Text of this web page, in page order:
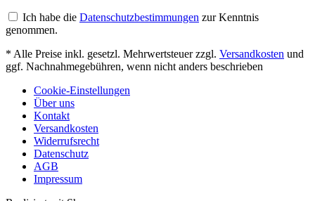
Ich habe die Datenschutzbestimmungen zur Kenntnis
genommen.
* Alle Preise inkl. gesetzl. Mehrwertsteuer zzgl. Versandkosten und
ggf. Nachnahmegebühren, wenn nicht anders beschrieben
Cookie-Einstellungen
Über uns
Kontakt
Versandkosten
Widerrufsrecht
Datenschutz
AGB
Impressum